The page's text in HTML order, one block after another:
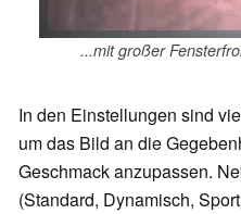
...mit großer
In den Einstellungen sind
um das Bild an die
Geschmack anzupassen.
(Standard, Dynamisch,